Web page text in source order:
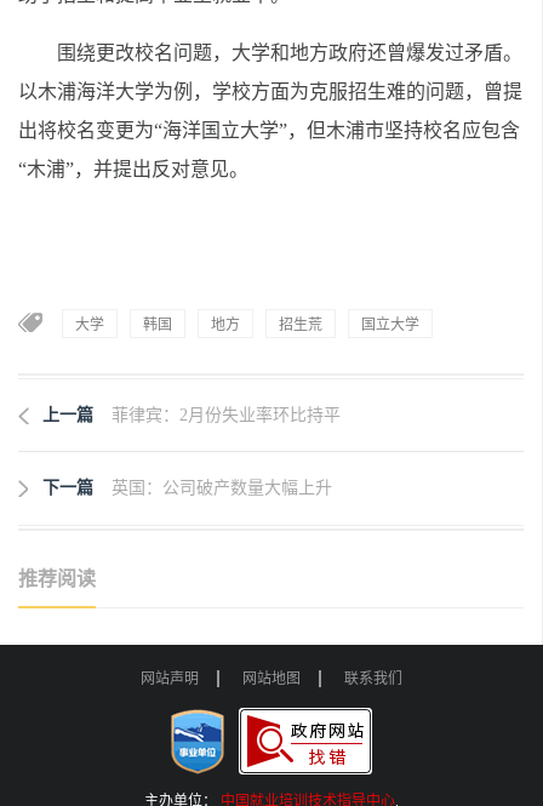
围绕更改校名问题，大学和地方政府还曾爆发过矛盾。
以木浦海洋大学为例，学校方面为克服招生难的问题，曾提
出将校名变更为“海洋国立大学”，但木浦市坚持校名应包含
“木浦”，并提出反对意见。
大学 韩国 地方 招生荒 国立大学
上一篇 菲律宾：2月份失业率环比持平
下一篇 英国：公司破产数量大幅上升
推荐阅读
网站声明 网站地图 联系我们
主办单位： 中国就业培训技术指导中心.